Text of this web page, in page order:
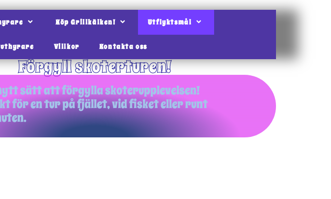
Köp Grillkälken! Utflyktsmål
Villkor Kontakta oss
Förgyll skoterturen!
sätt att förgylla skoterupplevelsen!
för en tur på fjället, vid fisket eller runt